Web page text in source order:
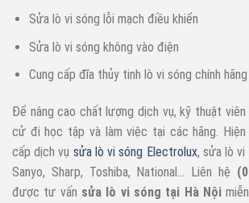
Sửa lò vi sóng lỗi mạch điều khiển
Sửa lò vi sóng không vào điện
Cung cấp đĩa thủy tinh lò vi sóng chính hãng
Để nâng cao chất lượng dịch vụ, kỹ thuật
cử đi học tập và làm việc tại các hãng. Hiện
cấp dịch vụ sửa lò vi sóng Electrolux, sửa lò vi
Sanyo, Sharp, Toshiba, National… Liên hệ
được tư vấn sửa lò vi sóng tại Hà N ội